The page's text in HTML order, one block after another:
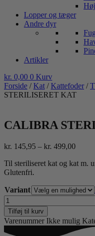
Lopper og tæger
Andre dyr
Artikler
kr. 0,00 0 Kurv
Forside /Kat /Kattefoder /
STERILISERET KAT
CALIBRA
kr. 145,95 – kr. 499,00
til
Til steriliseret kat og kat m.
Glutenfri.
Variant
CALIBRA
STERILISERET
KAT
antal
Tilføj til kurv
Varenummer Ikke mulig